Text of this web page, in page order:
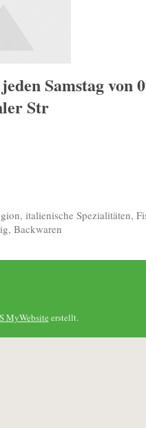
Samstag von
Str
italienische Spezialitäten,
Backwaren
MyWebsite erstellt.